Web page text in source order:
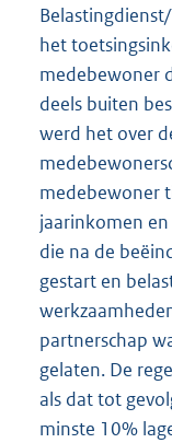
het
medebewoner
deels buiten
werd het over
medebewoner
jaarinkomen
die na de
gestart en
partnerschap
gelaten. De
als dat tot
minste 10%